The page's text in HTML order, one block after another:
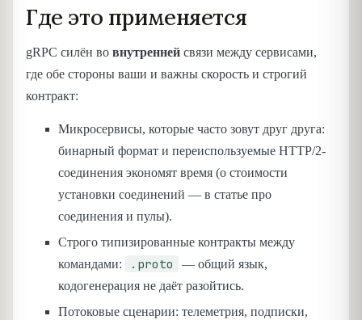
Где это применяется
gRPC силён во внутренней связи между сервисами,
где обе стороны ваши и важны скорость и строгий
контракт:
Микросервисы, которые часто зовут друг друга:
бинарный формат и переиспользуемые HTTP/2-
соединения экономят время (о стоимости
установки соединений — в статье про
соединения и пулы).
Строго типизированные контракты между
командами:
.proto
— общий язык,
кодогенерация не даёт разойтись.
Потоковые сценарии: телеметрия, подписки,